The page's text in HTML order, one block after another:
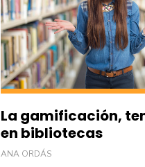
La gamificación,
en bibliotecas
ANA ORDÁS